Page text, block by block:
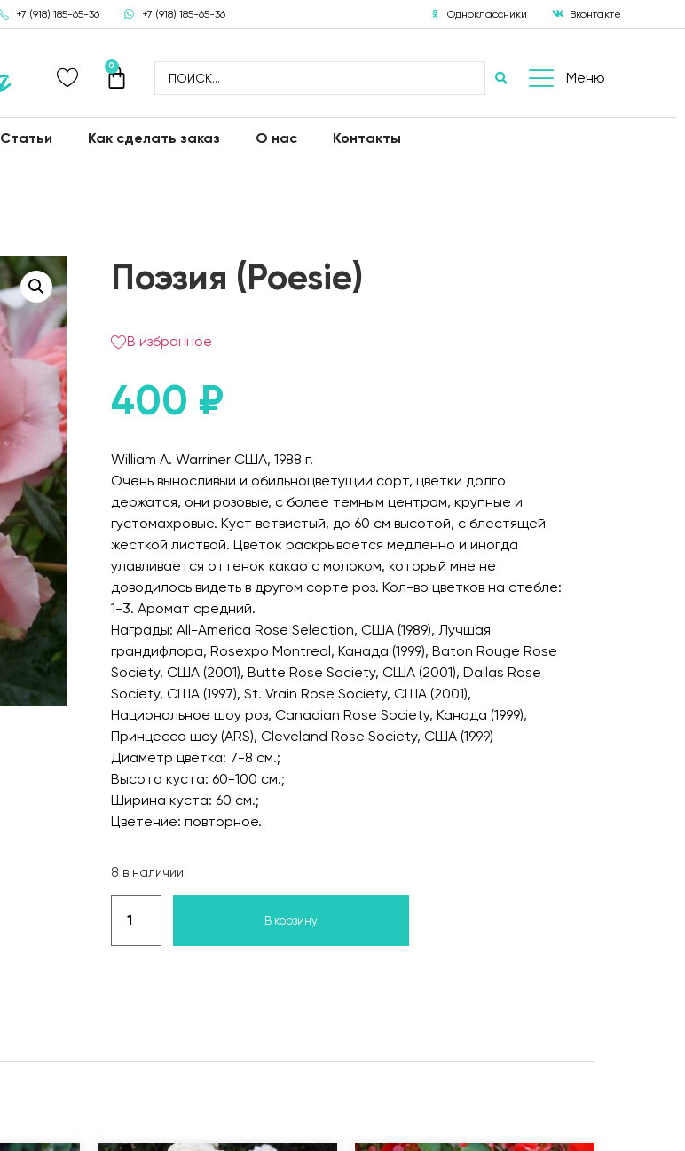
+7 (918) 185-65-36 +7 (918) 185-65-36 Одноклассники Вконтакте
0
Меню
Статьи Как сделать заказ О нас Контакты
Поэзия (Poesie)
В избранное
400 ₽
William A. Warriner США, 1988 г.
Очень выносливый и обильноцветущий сорт, цветки долго
держатся, они розовые, с более темным центром, крупные и
густомахровые. Куст ветвистый, до 60 см высотой, с блестящей
жесткой листвой. Цветок раскрывается медленно и иногда
улавливается оттенок какао с молоком, который мне не
доводилось видеть в другом сорте роз. Кол-во цветков на стебле:
1-3. Аромат средний.
Награды: All-America Rose Selection, США (1989), Лучшая
грандифлора, Rosexpo Montreal, Канада (1999), Baton Rouge Rose
Society, США (2001), Butte Rose Society, США (2001), Dallas Rose
Society, США (1997), St. Vrain Rose Society, США (2001),
Национальное шоу роз, Canadian Rose Society, Канада (1999),
Принцесса шоу (ARS), Cleveland Rose Society, США (1999)
Диаметр цветка: 7-8 см.;
Высота куста: 60-100 см.;
Ширина куста: 60 см.;
Цветение: повторное.
8 в наличии
В корзину